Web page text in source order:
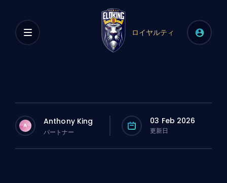
ロイヤルティ
A Anthony King
パートナー
03 Feb 2026
更新日